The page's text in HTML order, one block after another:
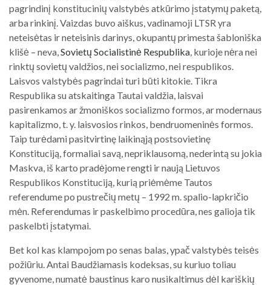
pagrindinį konstitucinių valstybės atkūrimo įstatymų paketą,
arba rinkinį. Vaizdas buvo aiškus, vadinamoji LTSR yra
neteisėtas ir neteisinis darinys, okupantų primesta šabloniška
klišė – neva, Sovietų Socialistinė Respublika , kurioje nėra nei
rinktų sovietų valdžios, nei socializmo, nei respublikos.
Laisvos valstybės pagrindai turi būti kitokie. Tikra
Respublika su atskaitinga Tautai valdžia, laisvai
pasirenkamos ar žmoniškos socializmo formos, ar modernaus
kapitalizmo, t. y. laisvosios rinkos, bendruomeninės formos.
Taip turėdami pasitvirtinę laikinąją postsovietinę
Konstituciją, formaliai savą, nepriklausomą, nederintą su jokia
Maskva, iš karto pradėjome rengti ir naują Lietuvos
Respublikos Konstituciją, kurią priėmėme Tautos
referendume po pustrečių metų – 1992 m. spalio-lapkričio
mėn. Referendumas ir paskelbimo procedūra, nes galioja tik
paskelbti įstatymai.
Bet kol kas klampojom po senas balas, ypač valstybės teisės
požiūriu. Antai Baudžiamasis kodeksas, su kuriuo toliau
gyvenome, numatė baustinus karo nusikaltimus dėl kariškių